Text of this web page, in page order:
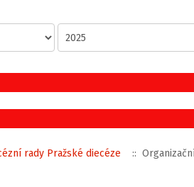
rady Pražské diecéze ::